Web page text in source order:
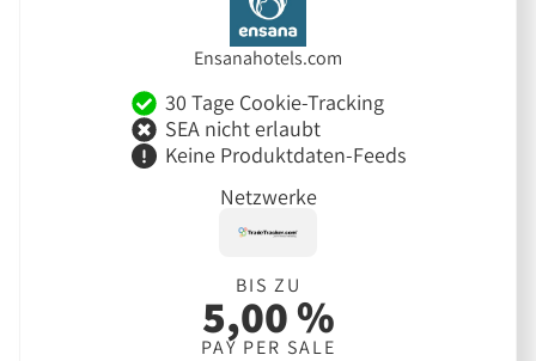
Ensanahotels.com
30 Tage Cookie-Tracking
SEA nicht erlaubt
Keine Produktdaten-Feeds
Netzwerke
BIS ZU
5,00 %
PAY PER SALE